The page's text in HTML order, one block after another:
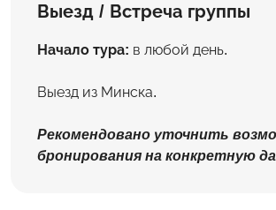
Выезд / Встреча группы
Начало тура: в любой день.
Выезд из Минска.
Рекомендовано уточнить
бронирования на конкретную